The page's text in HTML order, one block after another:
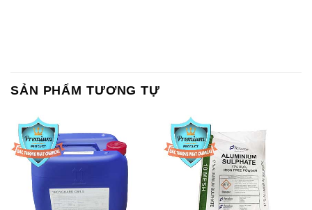
SẢN PHẨM TƯƠNG TỰ